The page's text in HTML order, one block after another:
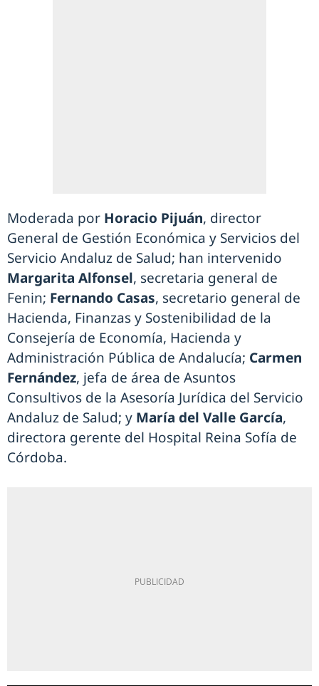
Moderada por Horacio Pijuán, director
General de Gestión Económica y Servicios del
Servicio Andaluz de Salud; han intervenido
Margarita Alfonsel, secretaria general de
Fenin; Fernando Casas, secretario general de
Hacienda, Finanzas y Sostenibilidad de la
Consejería de Economía, Hacienda y
Administración Pública de Andalucía; Carmen
Fernández, jefa de área de Asuntos
Consultivos de la Asesoría Jurídica del Servicio
Andaluz de Salud; y María del Valle García,
directora gerente del Hospital Reina Sofía de
Córdoba.